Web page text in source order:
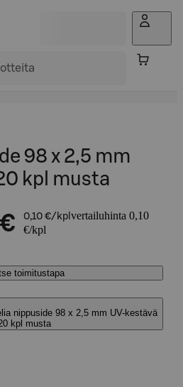
98 x 2,5 mm
kpl musta
0,10 €/kpl vertailuhinta 0,10
€/kpl
toimitustapa
nippuside 98 x 2,5 mm UV-kestävä
kpl musta